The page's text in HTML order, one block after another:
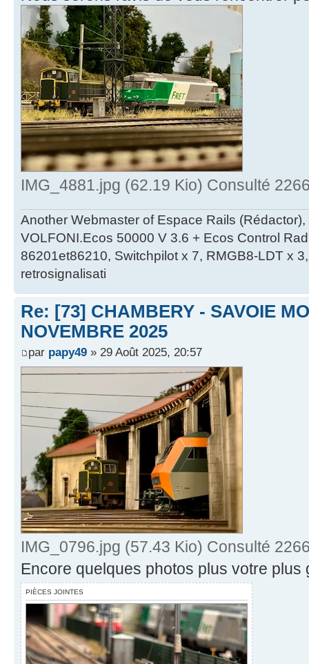
IMG_4881.jpg (62.19 Kio) Consulté
Another Webmaster of Espace Rails
VOLFONI.Ecos 50000 V 3.6 + Ecos Control
86201et86210, Switchpilot x 7, RMGB8-LDT x
retrosignalisati
Re: [73] CHAMBERY - SAVOIE
NOVEMBRE 2025
par papy49 » 29 Août 2025, 20:57
IMG_0796.jpg (57.43 Kio) Consulté
Encore quelques photos plus votre plus
PIÈCES JOINTES